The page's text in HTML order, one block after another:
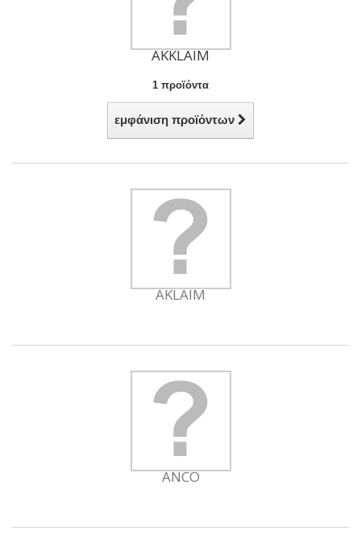
AKKLAIM
1 προϊόντα
εμφάνιση προϊόντων
AKLAIM
ANCO